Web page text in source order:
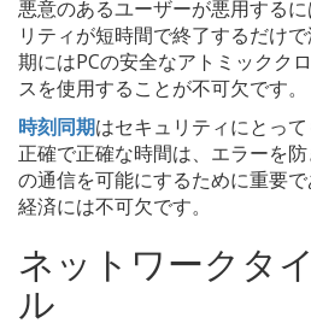
悪意のあるユーザーが悪用する
リティが短時間で終了するだけ
期にはPCの安全なアトミックク
スを使用することが不可欠です。
時刻同期はセキュリティにとって
正確で正確な時間は、エラーを
の通信を可能にするために重要
経済には不可欠です。
ネットワークタ
ル